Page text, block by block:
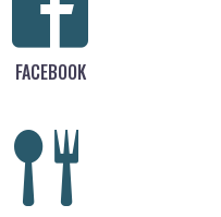
FACEBOOK